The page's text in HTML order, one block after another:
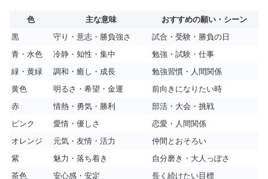
色 主な意味
おすすめの願い・シーン
黒
守り・意志・勝負強さ
試合・受験・勝負の日
青・水色
冷静・知性・集中
勉強・試験・仕事
緑・黄緑
調和・癒し・成長
勉強習慣・人間関係
黄色
明るさ・希望・金運
前向きになりたい時
赤
情熱・勇気・勝利
部活・大会・挑戦
ピンク
愛情・優しさ
恋愛・人間関係
オレンジ
元気・友情・活力
仲間とおそろい
紫
魅力・落ち着き
自分磨き・大人っぽさ
茶色
安心感・安定
長く続けたい目標